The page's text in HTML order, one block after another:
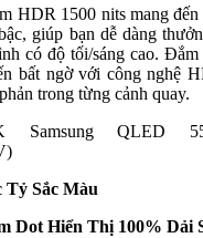
HDR 1500 nits mang đến
giúp bạn dễ dàng
có độ tối/sáng cao.
bất ngờ với công nghệ
trong từng cảnh quay.
Sắc Màu
Dot Hiển Thị 100% Dải